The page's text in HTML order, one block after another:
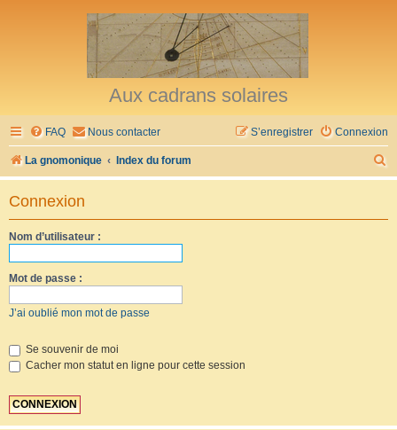
Aux cadrans solaires
FAQ Nous contacter Connexion
S’enregistrer
La gnomonique Index du forum
e
Connexion
Nom d’utilisateur :
Mot de passe :
J’ai oublié mon mot de passe
Se souvenir de moi
Cacher mon statut en ligne pour cette session